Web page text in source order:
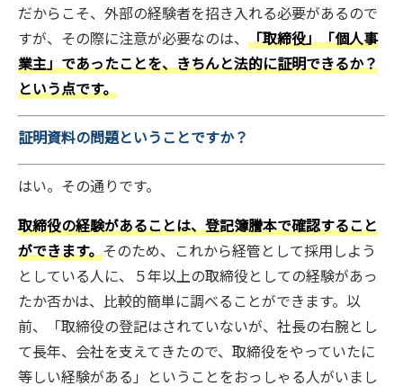
だからこそ、外部の経験者を招き入れる必要があるので
すが、その際に注意が必要なのは、 「取締役」「個人事
業主」であったことを、きちんと法的に証明できるか？
という点です。
証明資料の問題ということですか？
はい。その通りです。
取締役の経験があることは、登記簿謄本で確認すること
ができます。そのため、これから経管として採用しよう
としている人に、５年以上の取締役としての経験があっ
たか否かは、比較的簡単に調べることができます。以
前、「取締役の登記はされていないが、社長の右腕とし
て長年、会社を支えてきたので、取締役をやっていたに
等しい経験がある」ということをおっしゃる人がいまし